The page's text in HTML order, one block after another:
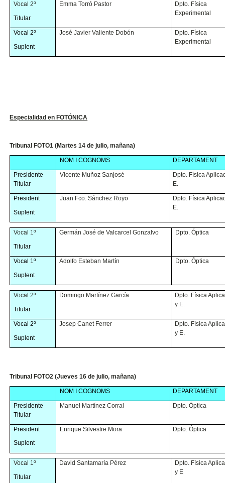
Vocal 2º
Titular
Emma Torró Pastor
Dpto. Física
Experimental
Vocal 2º
Suplent
José Javier Valiente Dobón
Dpto. Física
Experimental
Especialidad en FOTÓNICA
Tribunal FOTO1 (Martes 14 de julio, mañana)
NOM I COGNOMS DEPARTAMENT
Presidente
Titular
Vicente Muñoz Sanjosé
Dpto. Física
E.
President
Suplent
Juan Fco. Sánchez Royo
Dpto. Física
E.
Vocal 1º
Titular
Germán José de Valcarcel Gonzalvo Dpto. Óptica
Vocal 1º
Suplent
Adolfo Esteban Martín Dpto. Óptica
Vocal 2º
Titular
Domingo Martínez García
Dpto. Física
y E.
Vocal 2º
Suplent
Josep Canet Ferrer
Dpto. Física
y E.
Tribunal FOTO2 (Jueves 16 de julio, mañana)
NOM I COGNOMS DEPARTAMENT
Presidente
Titular
Manuel Martínez Corral Dpto. Óptica
President
Suplent
Enrique Silvestre Mora Dpto. Óptica
Vocal 1º
Titular
David Santamaría Pérez
Dpto. Física
y E